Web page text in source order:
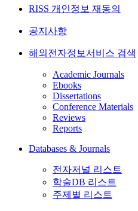
RISS 개인정보 재동의
공지사항
해외전자정보서비스 검색
Academic Journals
Ebooks
Dissertations
Conference Materials
Reviews
Reports
Databases & Journals
전자저널 리스트
학술DB 리스트
주제별 리스트